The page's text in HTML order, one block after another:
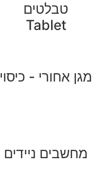
טבלטים
Tablet
מגן אחורי - כיסוי
מחשבים ניידים